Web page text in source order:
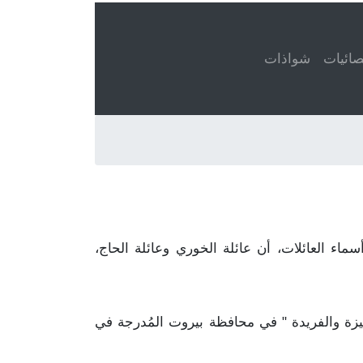
شواذات
مذكور في ٤٠ قيد. هذا يعني، عند تعداد أسماء العائلات، أن عائلة الخوري وعائلة الحاج،
والفريدة " في محافظة بيروت المُدرجة في